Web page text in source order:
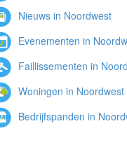
Nieuws in Noordwest
Evenementen in
Faillissementen in
Woningen in Noordwest
Bedrijfspanden in